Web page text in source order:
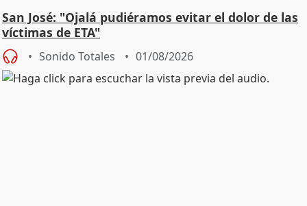
San José: "Ojalá pudiéramos evitar el dolor de las
víctimas de ETA"
Sonido Totales 01/08/2026